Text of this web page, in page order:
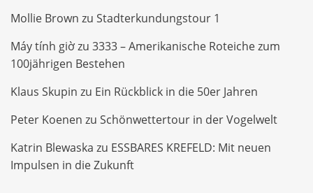
Mollie Brown zu Stadterkundungstour 1
Máy tính giờzu 3333 – Amerikanische Roteiche zum
100jährigen Bestehen
Klaus Skupin zu Ein Rückblick in die 50er Jahren
Peter Koenen zu Schönwettertour in der Vogelwelt
Katrin Blewaska zu ESSBARES KREFELD: Mit neuen
Impulsen in die Zukunft